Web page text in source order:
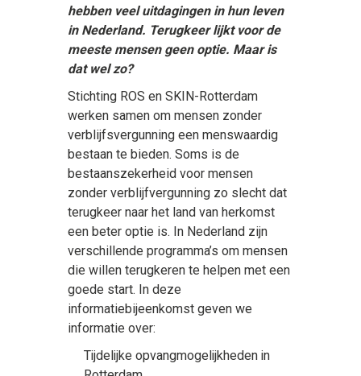
hebben veel uitdagingen in hun leven
in Nederland. Terugkeer lijkt voor de
meeste mensen geen optie. Maar is
dat wel zo?
Stichting ROS en SKIN-Rotterdam
werken samen om mensen zonder
verblijfsvergunning een menswaardig
bestaan te bieden. Soms is de
bestaanszekerheid voor mensen
zonder verblijfvergunning zo slecht dat
terugkeer naar het land van herkomst
een beter optie is. In Nederland zijn
verschillende programma’s om mensen
die willen terugkeren te helpen met een
goede start. In deze
informatiebijeenkomst geven we
informatie over:
Tijdelijke opvangmogelijkheden in